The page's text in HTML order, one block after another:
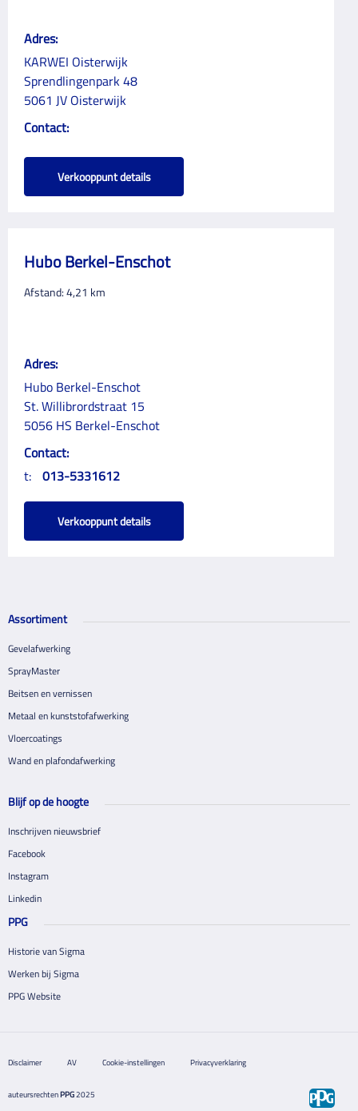
Adres:
KARWEI Oisterwijk
Sprendlingenpark 48
5061 JV Oisterwijk
Contact:
Verkooppunt details
Hubo Berkel-Enschot
Afstand:4,21 km
Adres:
Hubo Berkel-Enschot
St. Willibrordstraat 15
5056 HS Berkel-Enschot
Contact:
t: 013-5331612
Verkooppunt details
Assortiment
Gevelafwerking
SprayMaster
Beitsen en vernissen
Metaal en kunststofafwerking
Vloercoatings
Wand en plafondafwerking
Blijf op de hoogte
Inschrijven nieuwsbrief
Facebook
Instagram
Linkedin
PPG
Historie van Sigma
Werken bij Sigma
PPG Website
Disclaimer AV Cookie-instellingen Privacyverklaring
auteursrechtenPPG2025